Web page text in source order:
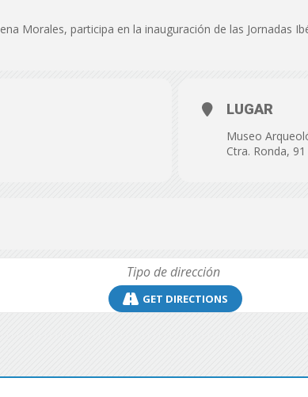
Morales, participa en la inauguración de las Jornadas
LUGAR
Museo
Ctra. Ronda, 91
GET DIRECTIONS